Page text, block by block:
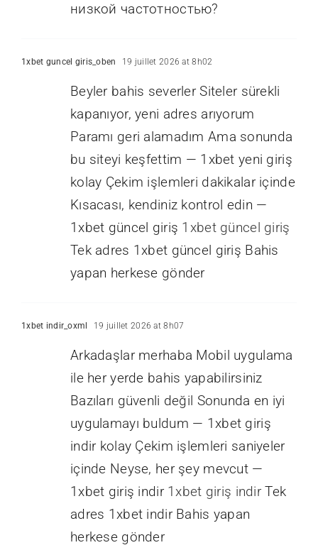
низкой частотностью?
1xbet guncel giris_oben 19 juillet 2026 at 8h02
Beyler bahis severler Siteler sürekli
kapanıyor, yeni adres arıyorum
Paramı geri alamadım Ama sonunda
bu siteyi keşfettim — 1xbet yeni giriş
kolay Çekim işlemleri dakikalar içinde
Kısacası, kendiniz kontrol edin —
1xbet güncel giriş 1xbet güncel giriş
Tek adres 1xbet güncel giriş Bahis
yapan herkese gönder
1xbet indir_oxml 19 juillet 2026 at 8h07
Arkadaşlar merhaba Mobil uygulama
ile her yerde bahis yapabilirsiniz
Bazıları güvenli değil Sonunda en iyi
uygulamayı buldum — 1xbet giriş
indir kolay Çekim işlemleri saniyeler
içinde Neyse, her şey mevcut —
1xbet giriş indir 1xbet giriş indir Tek
adres 1xbet indir Bahis yapan
herkese gönder